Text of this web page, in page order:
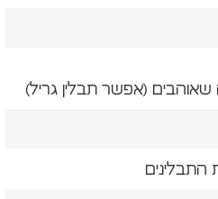
(אפשר תבלין גריל)